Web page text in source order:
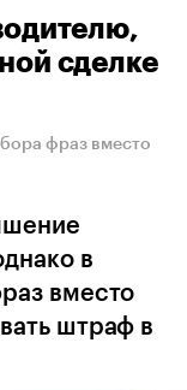
сделке
фраз вместо
в
вместо
штраф в